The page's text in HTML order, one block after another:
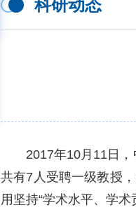
科研动态
2017年10月11日
共有7人受聘一级教授
用坚持“学术水平、学